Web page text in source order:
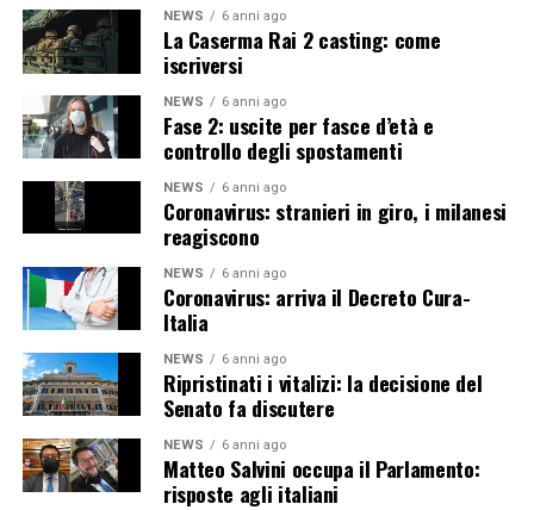
NEWS 6 anni ago
La Caserma Rai 2 casting: come
iscriversi
NEWS 6 anni ago
Fase 2: uscite per fasce d’età e
controllo degli spostamenti
NEWS 6 anni ago
Coronavirus: stranieri in giro, i milanesi
reagiscono
NEWS 6 anni ago
Coronavirus: arriva il Decreto Cura-
Italia
NEWS 6 anni ago
Ripristinati i vitalizi: la decisione del
Senato fa discutere
NEWS 6 anni ago
Matteo Salvini occupa il Parlamento:
risposte agli italiani